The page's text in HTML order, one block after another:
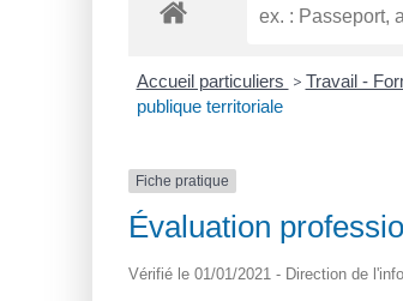
Accueil particuliers > Travail -
publique territoriale
Fiche pratique
Évaluation
Vérifié le 01/01/2021 - Direction de